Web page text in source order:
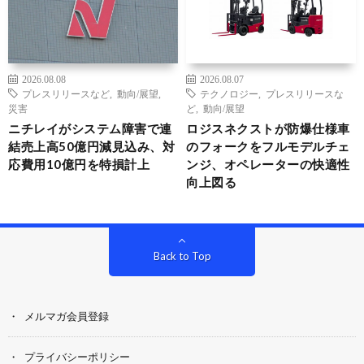
2026.08.08
プレスリリースなど
動向/展望
災害
ニチレイがシステム障害で連
結売上高50億円減見込み、対
応費用10億円を特損計上
2026.08.07
テクノロジー
プレスリリースな
ど
動向/展望
ロジスネクストが防爆仕様車
のフォークをフルモデルチェ
ンジ、オペレーターの快適性
向上図る
Back to Top
メルマガ会員登録
プライバシーポリシー